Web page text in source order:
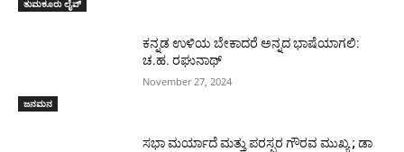
ತುಮಕೂರು ಲೈವ್
ಜನಮನ
ಕನ್ನಡ ಉಳಿಯ ಬೇಕಾದರೆ ಅನ್ನದ ಭಾಷೆಯಾಗಲಿ:
ಚ.ಹ. ರಘುನಾಥ್
November 27, 2024
ಸಭಾ ಮರ್ಯಾದೆ ಮತ್ತು ಪರಸ್ಪರ ಗೌರವ ಮುಖ್ಯ ; ಡಾ